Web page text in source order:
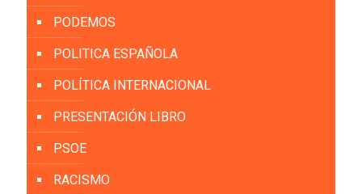
PODEMOS
POLITICA ESPAÑOLA
POLÍTICA INTERNACIONAL
PRESENTACIÓN LIBRO
PSOE
RACISMO